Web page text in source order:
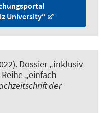
University“
Dossier „inklusiv
„einfach
der